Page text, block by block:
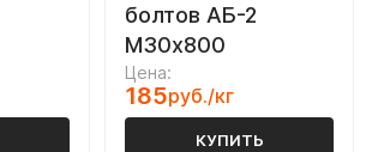
болтов АБ-2
М30х800
Цена:
185руб./кг
КУПИТЬ